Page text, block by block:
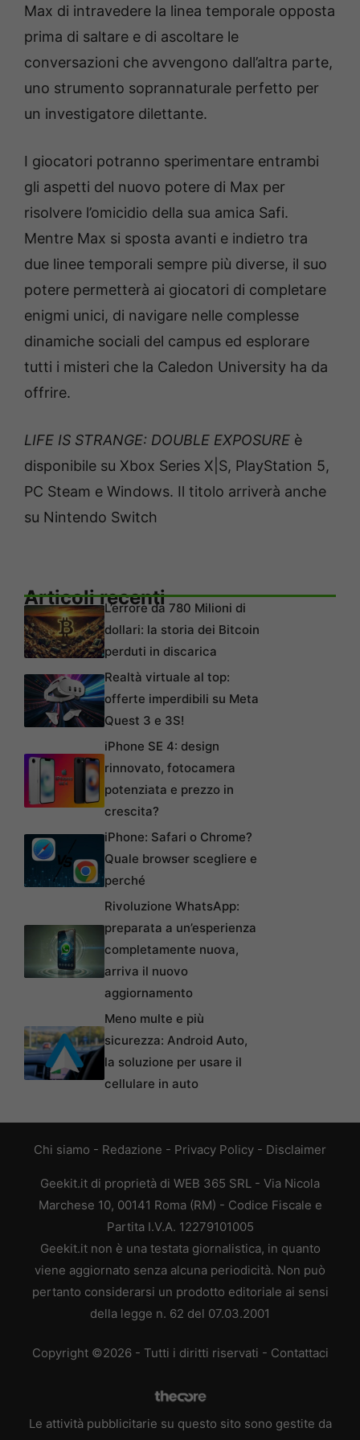
Max di intravedere la linea temporale opposta
prima di saltare e di ascoltare le
conversazioni che avvengono dall’altra parte,
uno strumento soprannaturale perfetto per
un investigatore dilettante.
I giocatori potranno sperimentare entrambi
gli aspetti del nuovo potere di Max per
risolvere l’omicidio della sua amica Safi.
Mentre Max si sposta avanti e indietro tra
due linee temporali sempre più diverse, il suo
potere permetterà ai giocatori di completare
enigmi unici, di navigare nelle complesse
dinamiche sociali del campus ed esplorare
tutti i misteri che la Caledon University ha da
offrire.
LIFE IS STRANGE: DOUBLE EXPOSURE è
disponibile su Xbox Series X|S, PlayStation 5,
PC Steam e Windows. Il titolo arriverà anche
su Nintendo Switch
Articoli recentiL’errore da 780 Milioni di
dollari: la storia dei Bitcoin
perduti in discarica
Realtà virtuale al top:
offerte imperdibili su Meta
Quest 3 e 3S!
iPhone SE 4: design
rinnovato, fotocamera
potenziata e prezzo in
crescita?
iPhone: Safari o Chrome?
Quale browser scegliere e
perché
Rivoluzione WhatsApp:
preparata a un’esperienza
completamente nuova,
arriva il nuovo
aggiornamento
Meno multe e più
sicurezza: Android Auto,
la soluzione per usare il
cellulare in auto
Chi siamo - Redazione - Privacy Policy - Disclaimer
Geekit.it di proprietà di WEB 365 SRL - Via Nicola
Marchese 10, 00141 Roma (RM) - Codice Fiscale e
Partita I.V.A. 12279101005
Geekit.it non è una testata giornalistica, in quanto
viene aggiornato senza alcuna periodicità. Non può
pertanto considerarsi un prodotto editoriale ai sensi
della legge n. 62 del 07.03.2001
Copyright ©2026 - Tutti i diritti riservati - Contattaci
Le attività pubblicitarie su questo sito sono gestite da